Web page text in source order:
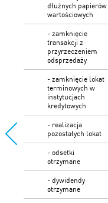
dłużnych papierów
wartościowych
- zamknięcie
transakcji z
przyrzeczeniem
odsprzedaży
- zamknięcie lokat
terminowych w
instytucjach
kredytowych
- realizacja
pozostałych lokat
- odsetki
otrzymane
- dywidendy
otrzymane